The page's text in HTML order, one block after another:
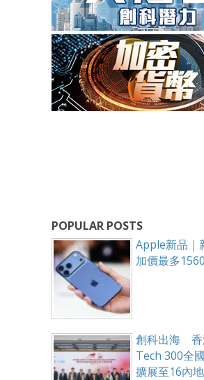
POPULAR POSTS
Apple新品｜
加價最多
創科出海 香
Tech 300全
擴展至16內